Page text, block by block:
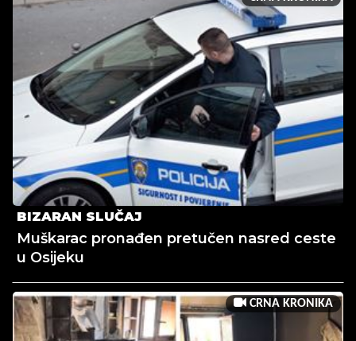
BIZARAN SLUČAJ
Muškarac pronađen pretučen nasred ceste
u Osijeku
CRNA KRONIKA